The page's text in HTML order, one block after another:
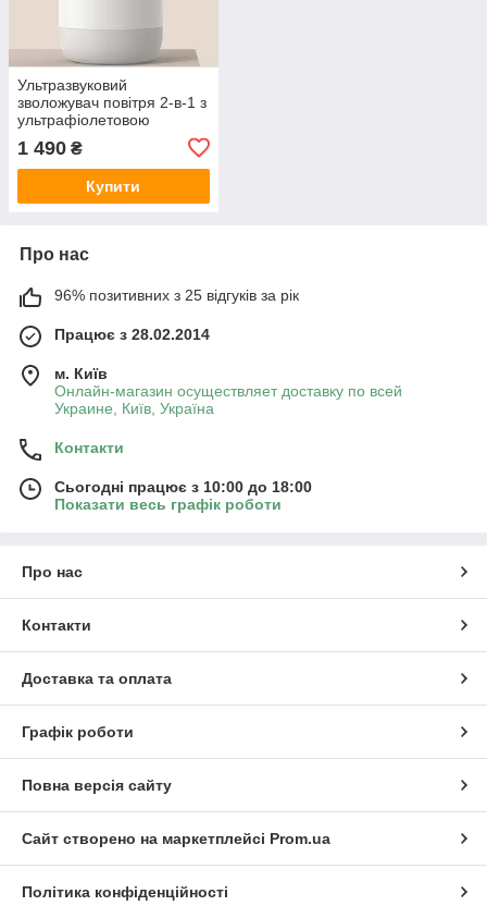
Ультразвуковий
зволожувач повітря 2-в-1 з
ультрафіолетовою
лампою Alto-101 білий. До
8 год роботи від
акумулятора
1 490 ₴
Купити
Про нас
96% позитивних з 25 відгуків за рік
Працює з 28.02.2014
м. Київ
Онлайн-магазин осуществляет доставку по всей
Украине, Київ, Україна
Контакти
Сьогодні працює з 10:00 до 18:00
Показати весь графік роботи
Про нас
Контакти
Доставка та оплата
Графік роботи
Повна версія сайту
Сайт створено на маркетплейсі Prom.ua
Політика конфіденційності